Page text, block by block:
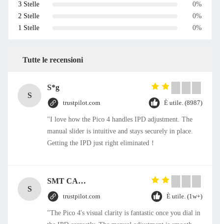
3 Stelle
0%
2 Stelle
0%
1 Stelle
0%
Tutte le recensioni
S
S*g
trustpilot.com È utile. (8987)
"I love how the Pico 4 handles IPD adjustment. The
manual slider is intuitive and stays securely in place.
Getting the IPD just right eliminated！
S
SMT CAP Type Box Header Connector 1.27mm Pitch Gold Flash Contact Plating
trustpilot.com È utile. (1w+)
"The Pico 4's visual clarity is fantastic once you dial in